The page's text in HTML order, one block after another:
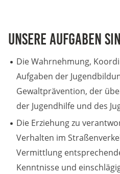
Unsere Aufgaben
Die Wahrnehmung,
Aufgaben der
Gewaltprävention, der
der Jugendhilfe und des
Die Erziehung zu
Verhalten im
Vermittlung
Kenntnisse und
cookie_consent
Anbieter:
DMSB
Zweck:
Dieser Cookie speichert
Cookie Laufzeit: